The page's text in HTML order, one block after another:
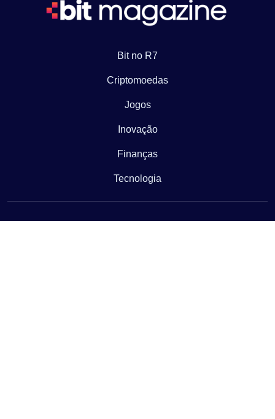
Bit no R7
Criptomoedas
Jogos
Inovação
Finanças
Tecnologia